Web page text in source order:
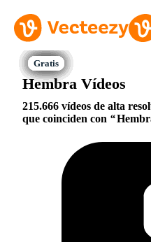
Hembra Vídeos
215.666 vídeos de alta
que coinciden con